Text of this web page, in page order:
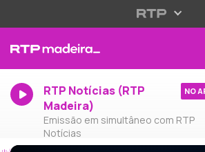
RTP Notícias (RTP
Madeira)
Emissão em simultâneo com RTP
Notícias
NO